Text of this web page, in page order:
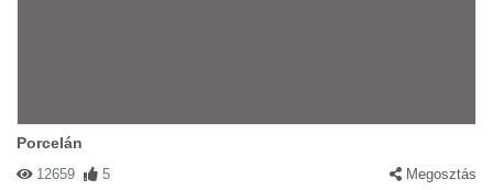
Porcelán
12659 5 Megosztás